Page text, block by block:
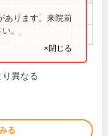
●
あります。来院前
。
×閉じる
異なる
る